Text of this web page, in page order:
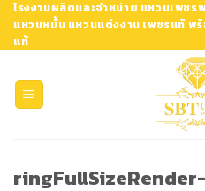
Skip
content
โรงงานผลิตและจำหน่าย แหวนเพช
แหวนหมั้น แหวนแต่งงาน เพชรแท้
แท้